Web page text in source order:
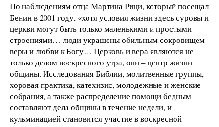
По наблюдениям отца Мартина Рици, который посещал
Бенин в 2001 году, «хотя условия жизни здесь суровы и
церкви могут быть только маленькими и простыми
строениями… люди украшены обильным сокровищем
веры и любви к Богу… Церковь и вера являются не
только делом воскресного утра, они – центр жизни
общины. Исследования Библии, молитвенные группы,
хоровая практика, катехизис, молодежные и женские
собрания, а также распределение помощи бедным
составляют дела общины в течение недели, и
кульминацией становится участие в воскресной